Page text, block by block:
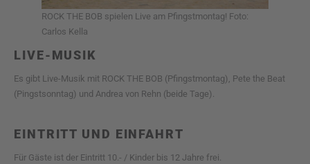
ROCK THE BOB spielen Live am Pfingstmontag! Foto:
Carlos Kella
LIVE-MUSIK
Es gibt Live-Musik mit ROCK THE BOB (Pfingstmontag), Pete the Beat
(Pingstsonntag) und Andrea von Rehn (beide Tage).
EINTRITT UND EINFAHRT
Für Gäste ist der Eintritt 10.- / Kinder bis 12 Jahre frei.